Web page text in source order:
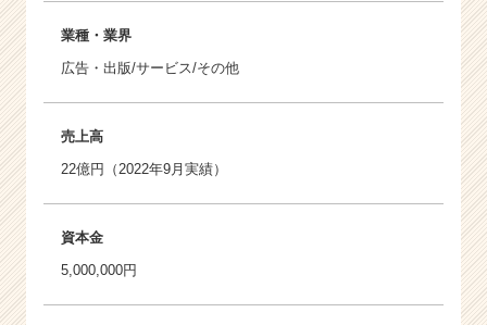
業種・業界
広告・出版/サービス/その他
売上高
22億円（2022年9月実績）
資本金
5,000,000円